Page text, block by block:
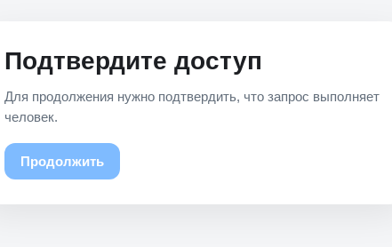
Подтвердите доступ
Для продолжения нужно подтвердить, что запрос выполняет
человек.
Продолжить